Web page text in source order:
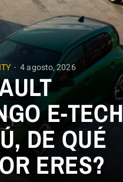
4 agosto, 2026
E-TECH
DE QUÉ
ERES?